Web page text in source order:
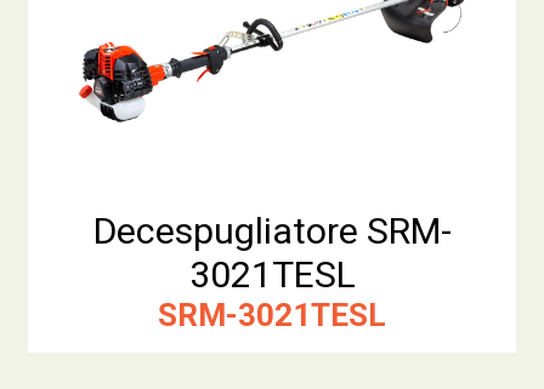
Decespugliatore SRM-
3021TESL
SRM-3021TESL